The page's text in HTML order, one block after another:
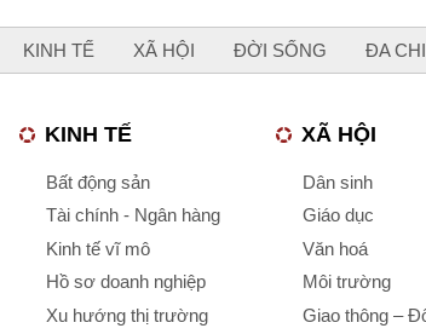
KINH TẾ XÃ HỘI ĐỜI SỐNG ĐA
KINH TẾ
Bất động sản
Tài chính - Ngân hàng
Kinh tế vĩ mô
Hồ sơ doanh nghiệp
Xu hướng thị trường
XÃ HỘI
Dân sinh
Giáo dục
Văn hoá
Môi trường
Giao thông –